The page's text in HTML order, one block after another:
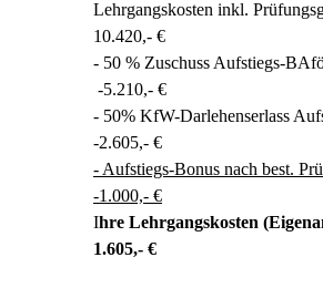
Lehrgangskosten inkl.
10.420,- €
- 50 % Zuschuss
-5.210,- €
- 50% KfW-Darlehenserlass
-2.605,- €
- Aufstiegs-Bonus nach
-1.000,- €
Ihre Lehrgangskosten
1.605,- €